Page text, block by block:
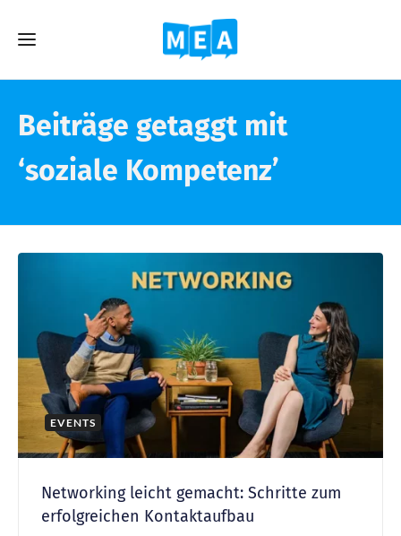
Beiträge getaggt mit
‘soziale Kompetenz’
EVENTS
Networking leicht gemacht: Schritte zum
erfolgreichen Kontaktaufbau